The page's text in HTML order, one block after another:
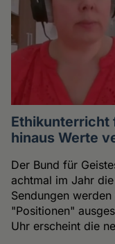
Ethikunterricht
hinaus Werte
Der Bund für
achtmal im Jahr
Sendungen
"Positionen"
Uhr erscheint die